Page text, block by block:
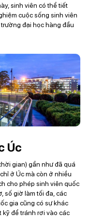
sinh viên có thể tiết
cuộc sống sinh viên
đại học hàng đầu
Úc
gian) gần như đã quá
ở Úc mà còn ở nhiều
cho phép sinh viên quốc
số giờ làm tối đa, các
gia cũng có sự khác
kỹ để tránh rơi vào các